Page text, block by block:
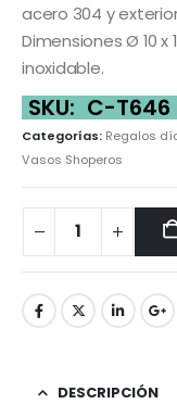
acero 304 y
Dimensiones Ø 10
inoxidable.
SKU: C-T646
Categorías: Regalos
Vasos Shoperos
DESCRIPCIÓN